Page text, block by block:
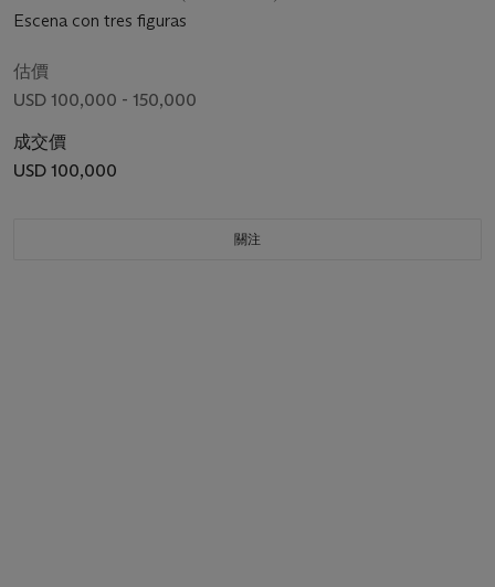
Escena con tres figuras
估價
USD 100,000 - 150,000
成交價
USD 100,000
關注